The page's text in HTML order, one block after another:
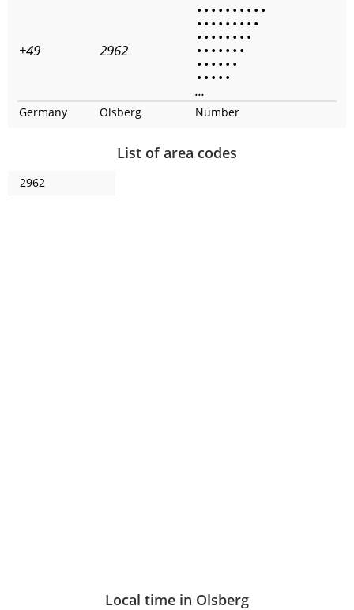
+49 2962
• • • • • • • • • •
• • • • • • • • •
• • • • • • • •
• • • • • • •
• • • • • •
• • • • •
...
Germany Olsberg Number
List of area codes
2962
Local time in Olsberg